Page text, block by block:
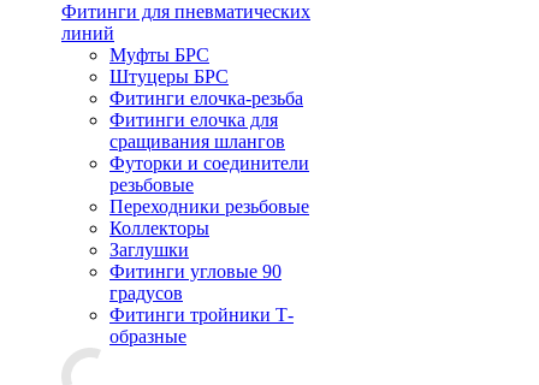
Фитинги для пневматических
линий
Муфты БРС
Штуцеры БРС
Фитинги елочка-резьба
Фитинги елочка для
сращивания шлангов
Футорки и соединители
резьбовые
Переходники резьбовые
Коллекторы
Заглушки
Фитинги угловые 90
градусов
Фитинги тройники Т-
образные